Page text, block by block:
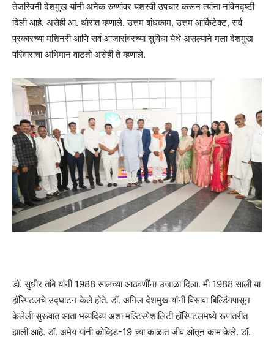
तेजस्विनी देशमुख यांनी अनेक रुग्णांवर यशस्वी उपचार करून त्यांना नविनदृष्टी
दिली आहे. असेही आ. थोरात म्हणाले. उत्तम बांधकाम, उत्तम आर्किटेक्ट, सर्व
प्रकारच्या मशिनरी आणि सर्व आजारांवरच्या सुविधा येथे असल्याने मला देशमुख
परिवाराचा अभिमान वाटतो असेही ते म्हणाले.
डॉ. सुधीर तांबे यांनी 1988 सालच्या आठवणींना उजाळा दिला. मी 1988 साली या
हॉस्पिटलचे उद्घाटन केले होते. डॉ. अनिल देशमुख यांनी विसावा बिल्डिंगपासून
केलेली सुरूवात आता भव्यदिव्य अशा मल्टिस्पेशालिटी हॉस्पिटलमध्ये रूपांतरीत
झाली आहे. डॉ. अमेय यांनी कोव्हिड-19 च्या काळात जीव ओतून काम केले. डॉ.